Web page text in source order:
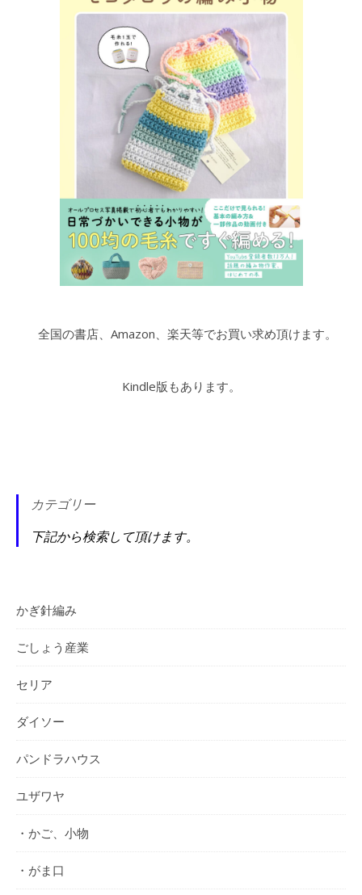
全国の書店、Amazon、楽天等でお買い求め頂けます。
Kindle版もあります。
カテゴリー
下記から検索して頂けます。
かぎ針編み
ごしょう産業
セリア
ダイソー
パンドラハウス
ユザワヤ
・かご、小物
・がま口